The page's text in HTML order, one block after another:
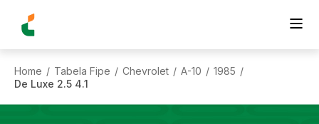
Home / Tabela Fipe / Chevrolet / A-10 / 1985 /
De Luxe 2.5 4.1